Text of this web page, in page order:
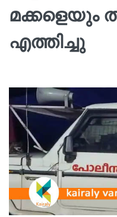
മക്കളെയും
എത്തിച്ചു